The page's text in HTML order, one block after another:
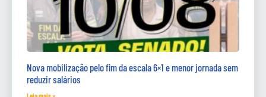
Nova mobilização pelo fim da escala 6×1 e menor jornada sem
reduzir salários